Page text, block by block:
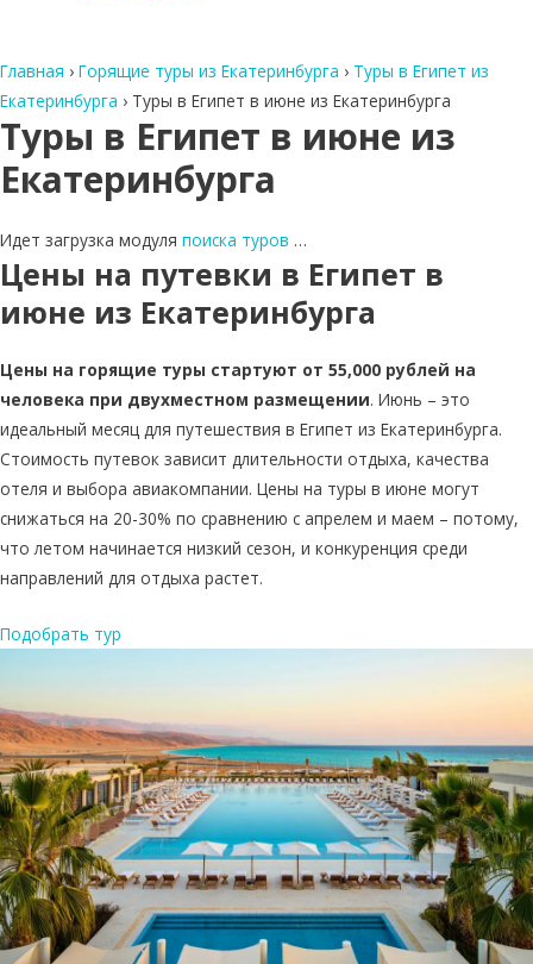
Главная › Горящие туры из Екатеринбурга › Туры в Египет из
Екатеринбурга › Туры в Египет в июне из Екатеринбурга
Туры в Египет в июне из
Екатеринбурга
Идет загрузка модуля поиска туров …
Цены на путевки в Египет в
июне из Екатеринбурга
Цены на горящие туры стартуют от 55,000 рублей на
человека при двухместном размещении. Июнь – это
идеальный месяц для путешествия в Египет из Екатеринбурга.
Стоимость путевок зависит длительности отдыха, качества
отеля и выбора авиакомпании. Цены на туры в июне могут
снижаться на 20-30% по сравнению с апрелем и маем – потому,
что летом начинается низкий сезон, и конкуренция среди
направлений для отдыха растет.
Подобрать тур